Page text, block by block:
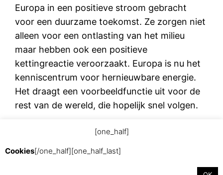
Europa in een positieve stroom gebracht
voor een duurzame toekomst. Ze zorgen niet
alleen voor een ontlasting van het milieu
maar hebben ook een positieve
kettingreactie veroorzaakt. Europa is nu het
kenniscentrum voor hernieuwbare energie.
Het draagt een voorbeeldfunctie uit voor de
rest van de wereld, die hopelijk snel volgen.
[one_half]
Cookies[/one_half][one_half_last]